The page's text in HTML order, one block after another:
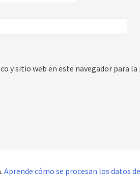
y sitio web en este navegador para la
Aprende cómo se procesan los datos